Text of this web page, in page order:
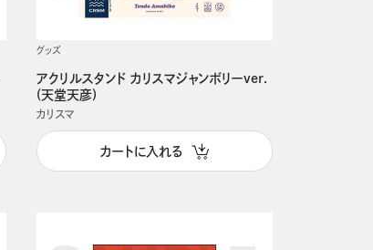
グッズ
アクリルスタンド カリスマジャンボリーver.
(天堂天彦)
カリスマ
カートに入れる